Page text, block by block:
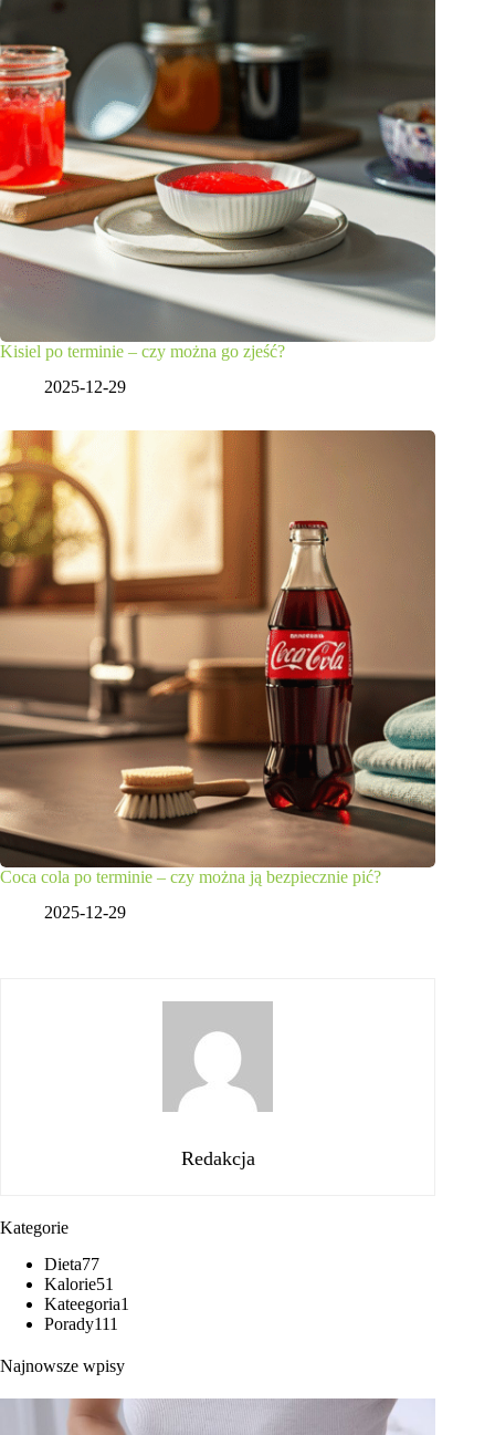
Kisiel po terminie – czy można go zjeść?
2025-12-29
Coca cola po terminie – czy można ją bezpiecznie pić?
2025-12-29
Redakcja
Kategorie
Dieta77
Kalorie51
Kateegoria1
Porady111
Najnowsze wpisy